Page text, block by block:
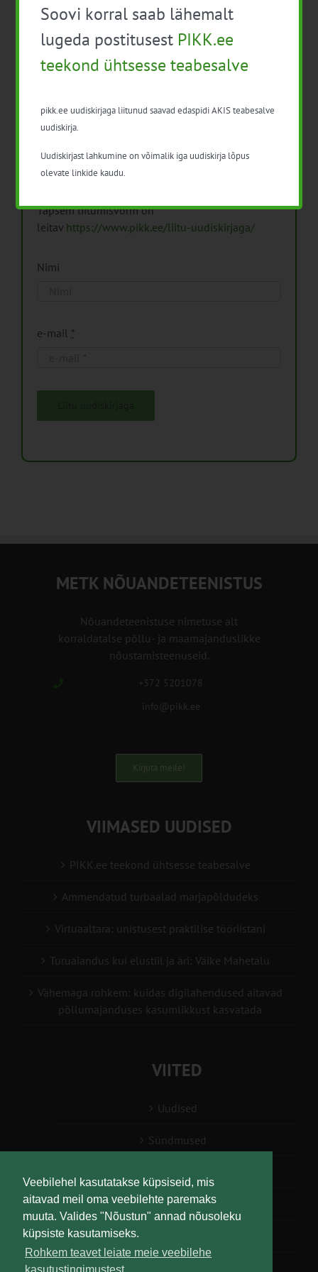
Veebilehel kasutatakse küpsiseid, mis
aitavad meil oma veebilehte paremaks
muuta. Valides "Nõustun" annad nõusoleku
küpsiste kasutamiseks.
Rohkem teavet leiate meie veebilehe
Pikk.ee uudiskirjaga liitumine.
Isikuandmeid töötleme vastavalt
Isikuandmete
Täpsem liitumisvorm on
leitav https://www.pikk.ee/liitu-uudiskirjaga/
Nimi
e-mail *
METK NÕUANDETEENISTUS
Nõuandeteenistuse nimetuse alt
korraldatalse põllu- ja maamajanduslikke
nõustamisteenuseid.
+372 5201078
info@pikk.ee
Kirjuta meile!
VIIMASED UUDISED
PIKK.ee teekond ühtsesse teabesalve
Ammendatud turbaalad marjapõldudeks
Virtuaaltara: unistusest praktilise tööriistani
Turuaiandus kui elustiil ja äri: Väike Mahetalu
Vähemaga rohkem: kuidas digilahendused aitavad
põllumajanduses kasumlikkust kasvatada
VIITED
Uudised
Sündmused
Teabesalv
Liitu uudiskirjaga
Soovi korral saab lähemalt
lugeda postitusest PIKK.ee
teekond ühtsesse teabesalve
pikk.ee uudiskirjaga liitunud saavad edaspidi AKIS teabesalve
uudiskirja.
Uudiskirjast lahkumine on võimalik iga uudiskirja lõpus
olevate linkide kaudu.